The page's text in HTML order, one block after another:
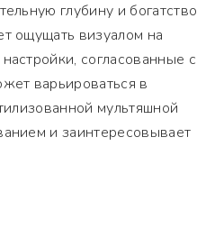
глубину и богатство
ощущать визуалом на
согласованные с
варьироваться в
мультяшной
и заинтересовывает